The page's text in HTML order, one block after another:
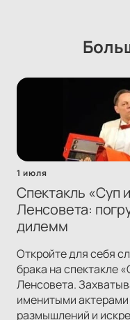
1 июля
Спектакль «Суп
Ленсовета:
дилемм
Откройте для себя
брака на спектакле
Ленсовета.
именитыми
размышлений и